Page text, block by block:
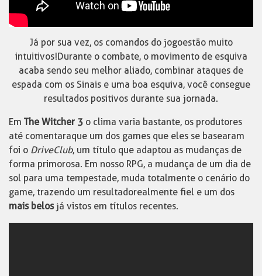
Já por sua vez, os comandos do jogo estão muito
intuitivos! Durante o combate, o movimento de esquiva
acaba sendo seu melhor aliado, combinar ataques de
espada com os Sinais e uma boa esquiva, você consegue
resultados positivos durante sua jornada.
Em The Witcher 3 o clima varia bastante, os produtores
até comentara que um dos games que eles se basearam
foi o DriveClub, um título que adaptou as mudanças de
forma primorosa. Em nosso RPG, a mudança de um dia de
sol para uma tempestade, muda totalmente o cenário do
game, trazendo um resultado realmente fiel e um dos
mais belosjá vistos em títulos recentes.